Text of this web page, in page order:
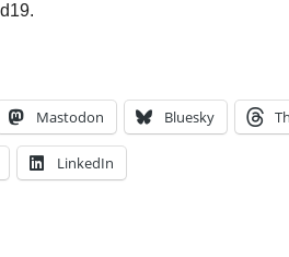
Mastodon Bluesky
LinkedIn